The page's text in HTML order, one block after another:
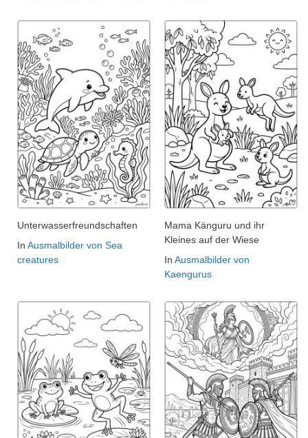
Unterwasserfreundschaften
In Ausmalbilder von Sea
creatures
Mama Känguru und ihr
Kleines auf der Wiese
In Ausmalbilder von
Kaengurus